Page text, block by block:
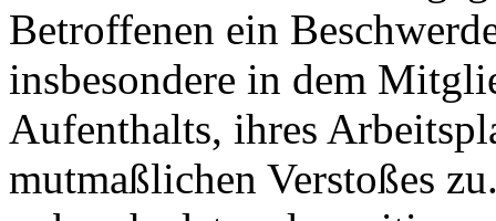
Betroffenen ein
insbesondere in dem
Aufenthalts, ihres
mutmaßlichen Verstoßes